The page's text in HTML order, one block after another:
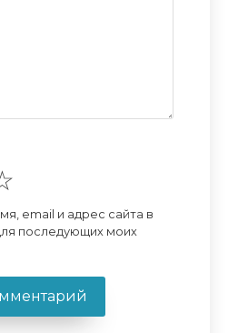
email и адрес сайта в
последующих моих